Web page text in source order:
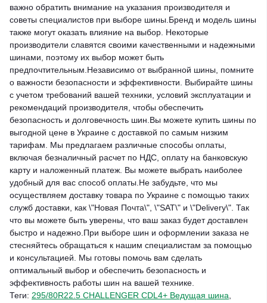
важно обратить внимание на указания производителя и
советы специалистов при выборе шины.Бренд и модель шины
также могут оказать влияние на выбор. Некоторые
производители славятся своими качественными и надежными
шинами, поэтому их выбор может быть
предпочтительным.Независимо от выбранной шины, помните
о важности безопасности и эффективности. Выбирайте шины
с учетом требований вашей техники, условий эксплуатации и
рекомендаций производителя, чтобы обеспечить
безопасность и долговечность шин.Вы можете купить шины по
выгодной цене в Украине с доставкой по самым низким
тарифам. Мы предлагаем различные способы оплаты,
включая безналичный расчет по НДС, оплату на банковскую
карту и наложенный платеж. Вы можете выбрать наиболее
удобный для вас способ оплаты.Не забудьте, что мы
осуществляем доставку товара по Украине с помощью таких
служб доставки, как \"Новая Почта\", \"SAT\" и \"Delivery\". Так
что вы можете быть уверены, что ваш заказ будет доставлен
быстро и надежно.При выборе шин и оформлении заказа не
стесняйтесь обращаться к нашим специалистам за помощью
и консультацией. Мы готовы помочь вам сделать
оптимальный выбор и обеспечить безопасность и
эффективность работы шин на вашей технике.
Теги: 295/80R22.5 CHALLENGER CDL4+ Ведущая шина